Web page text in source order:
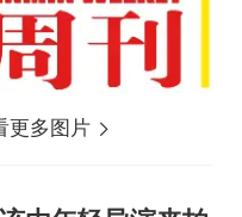
更多图片